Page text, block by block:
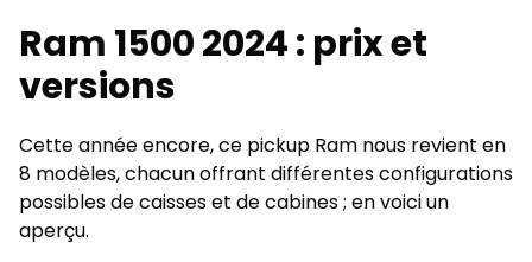
Ram 1500 2024 : prix et
versions
Cette année encore, ce pickup Ram nous revient en
8 modèles, chacun offrant différentes configurations
possibles de caisses et de cabines ; en voici un
aperçu.